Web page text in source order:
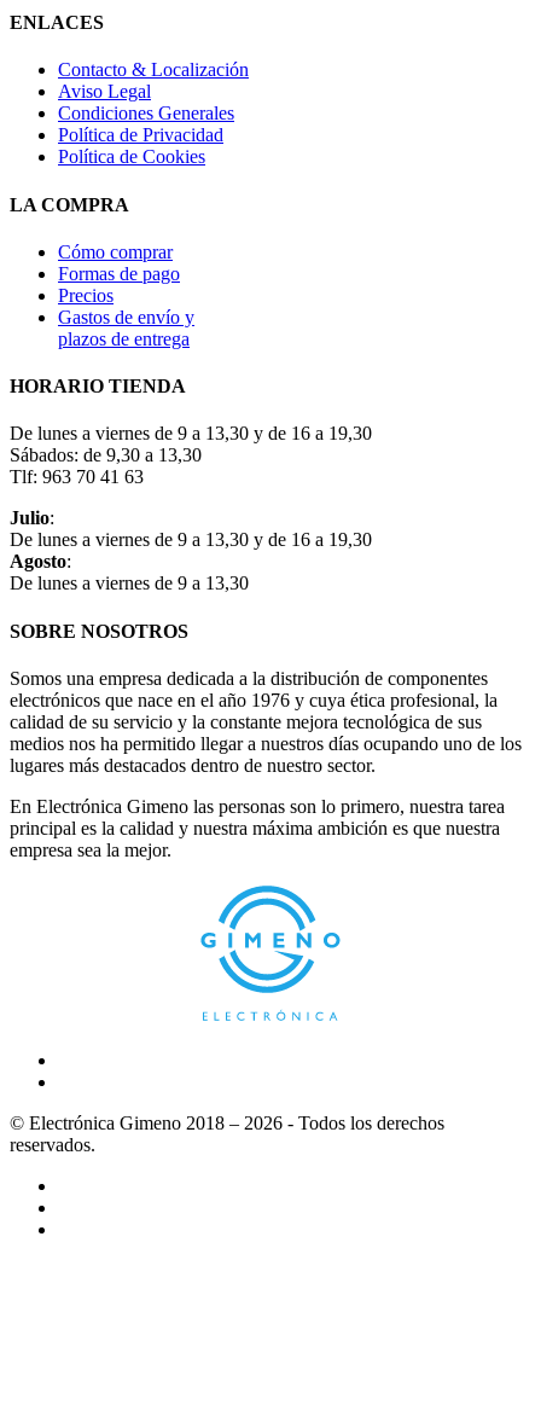
ENLACES
Contacto & Localización
Aviso Legal
Condiciones Generales
Política de Privacidad
Política de Cookies
LA COMPRA
Cómo comprar
Formas de pago
Precios
Gastos de envío y
plazos de entrega
HORARIO TIENDA
De lunes a viernes de 9 a 13,30 y de 16 a 19,30
Sábados: de 9,30 a 13,30
Tlf: 963 70 41 63
Julio:
De lunes a viernes de 9 a 13,30 y de 16 a 19,30
Agosto:
De lunes a viernes de 9 a 13,30
SOBRE NOSOTROS
Somos una empresa dedicada a la distribución de componentes
electrónicos que nace en el año 1976 y cuya ética profesional, la
calidad de su servicio y la constante mejora tecnológica de sus
medios nos ha permitido llegar a nuestros días ocupando uno de los
lugares más destacados dentro de nuestro sector.
En Electrónica Gimeno las personas son lo primero, nuestra tarea
principal es la calidad y nuestra máxima ambición es que nuestra
empresa sea la mejor.
© Electrónica Gimeno 2018 – 2026 - Todos los derechos
reservados.